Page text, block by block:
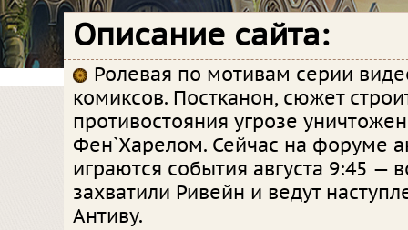
Описание сайта:
Ролевая по мотивам серии
комиксов. Постканон, сюжет
противостояния угрозе
Фен`Харелом. Сейчас на форуме
играются события августа 9:45 —
захватили Ривейн и ведут
Антиву.